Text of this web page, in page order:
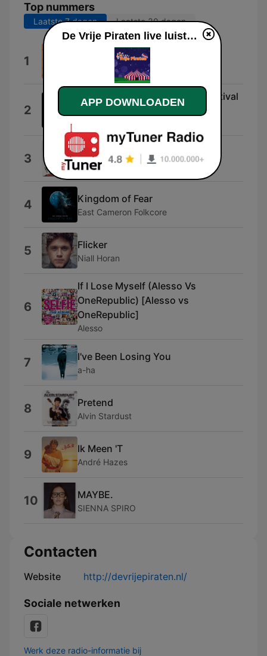
Top nummers
Laatste 7 dagen Laatste 30 dagen
1 Zwoele Zomernachten
Danny Van Loon
2
Sweetest Pie (David Guetta Festival
3 I Hate You
Ariana
4 Kingdom of Fear
East Cameron Folkcore
5 Flicker
Niall Horan
6
If I Lose Myself (Alesso Vs
OneRepublic) [Alesso vs
OneRepublic]
Alesso
7 I've Been Losing You
a-ha
8 Pretend
Alvin Stardust
9 Ik Meen 'T
André Hazes
10 MAYBE.
SIENNA SPIRO
Contacten
Website http://devrijepiraten.nl/
Sociale netwerken
Werk deze radio-informatie bij
De Vrije Piraten live luisteren
APP DOWNLOADEN